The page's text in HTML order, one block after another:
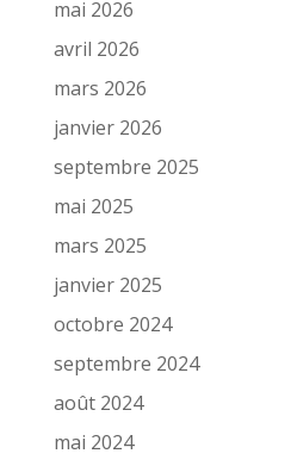
mai 2026
avril 2026
mars 2026
janvier 2026
septembre 2025
mai 2025
mars 2025
janvier 2025
octobre 2024
septembre 2024
août 2024
mai 2024